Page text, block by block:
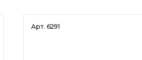
Арт. 6291